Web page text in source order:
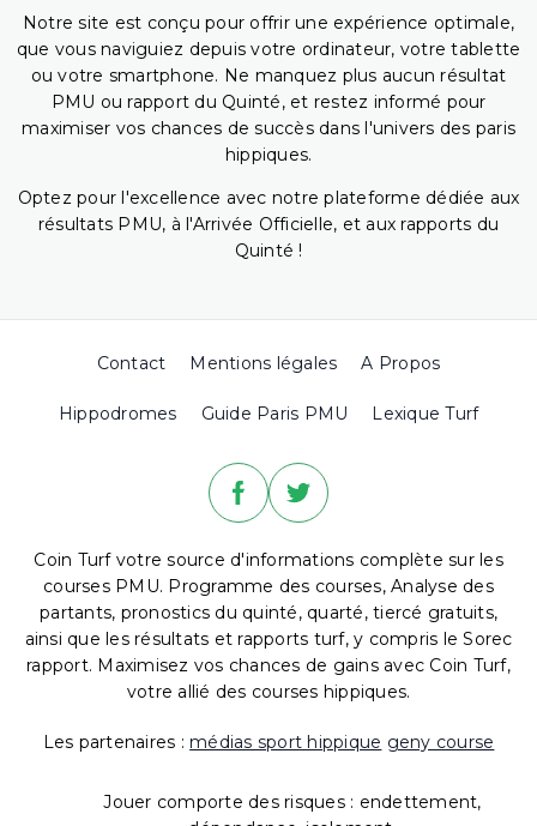
Notre site est conçu pour offrir une expérience optimale,
que vous naviguiez depuis votre ordinateur, votre tablette
ou votre smartphone. Ne manquez plus aucun résultat
PMU ou rapport du Quinté, et restez informé pour
maximiser vos chances de succès dans l'univers des paris
hippiques.
Optez pour l'excellence avec notre plateforme dédiée aux
résultats PMU, à l'Arrivée Officielle, et aux rapports du
Quinté !
Contact Mentions légales A Propos
Hippodromes Guide Paris PMU Lexique Turf
Coin Turf votre source d'informations complète sur les
courses PMU. Programme des courses, Analyse des
partants, pronostics du quinté, quarté, tiercé gratuits,
ainsi que les résultats et rapports turf, y compris le Sorec
rapport. Maximisez vos chances de gains avec Coin Turf,
votre allié des courses hippiques.
Les partenaires : médias sport hippique geny course
Jouer comporte des risques : endettement,